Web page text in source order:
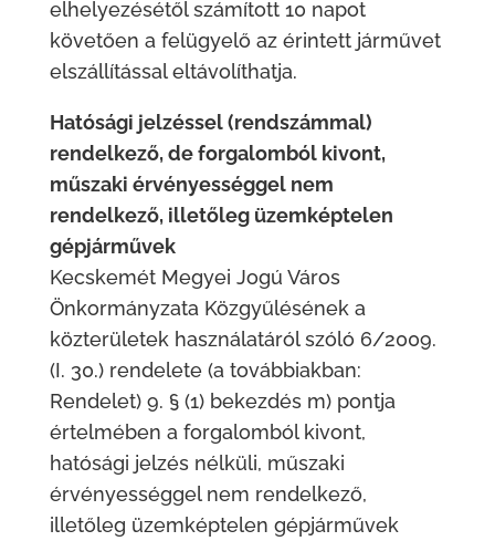
elhelyezésétől számított 10 napot
követően a felügyelő az érintett járművet
elszállítással eltávolíthatja.
Hatósági jelzéssel (rendszámmal)
rendelkező, de forgalomból kivont,
műszaki érvényességgel nem
rendelkező, illetőleg üzemképtelen
gépjárművek
Kecskemét Megyei Jogú Város
Önkormányzata Közgyűlésének a
közterületek használatáról szóló 6/2009.
(I. 30.) rendelete (a továbbiakban:
Rendelet) 9. § (1) bekezdés m) pontja
értelmében a forgalomból kivont,
hatósági jelzés nélküli, műszaki
érvényességgel nem rendelkező,
illetőleg üzemképtelen gépjárművek